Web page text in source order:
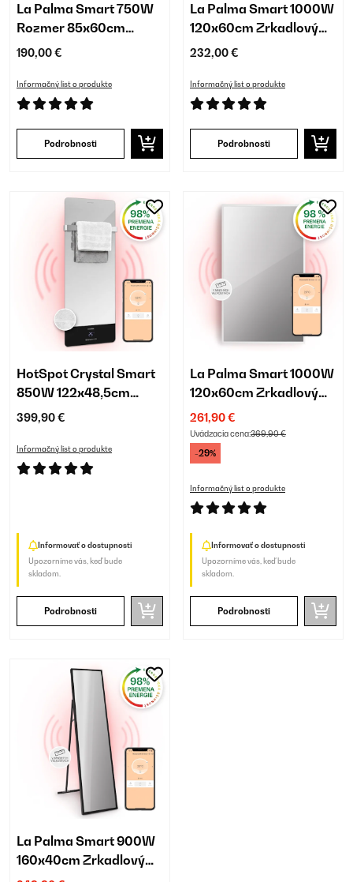
La Palma Smart 750W
Rozmer 85x60cm
Zrkadlový Infrapanel
190,00 €
Informačný list o produkte
Podrobnosti
La Palma Smart 1000W
120x60cm Zrkadlový
Infrapanel Zlatá
232,00 €
Informačný list o produkte
Podrobnosti
HotSpot Crystal Smart
850W 122x48,5cm
Zrkadlový Infrapanel
399,90 €
Informačný list o produkte
Informovať o dostupnosti
Upozorníme vás, keď bude
skladom.
Podrobnosti
La Palma Smart 1000W
120x60cm Zrkadlový
Infrapanel Biela
261,90 €
Uvádzacia cena:369,90 €
-29%
Informačný list o produkte
Informovať o dostupnosti
Upozorníme vás, keď bude
skladom.
Podrobnosti
La Palma Smart 900W
160x40cm Zrkadlový
Infrapanel Čierna